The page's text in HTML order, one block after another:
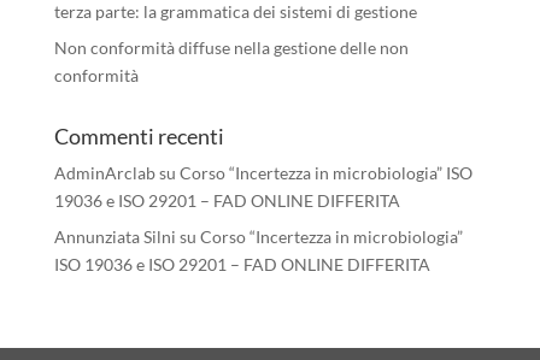
terza parte: la grammatica dei sistemi di gestione
Non conformità diffuse nella gestione delle non
conformità
Commenti recenti
AdminArclabsu Corso “Incertezza in microbiologia” ISO
19036 e ISO 29201 – FAD ONLINE DIFFERITA
Annunziata Silni su Corso “Incertezza in microbiologia”
ISO 19036 e ISO 29201 – FAD ONLINE DIFFERITA